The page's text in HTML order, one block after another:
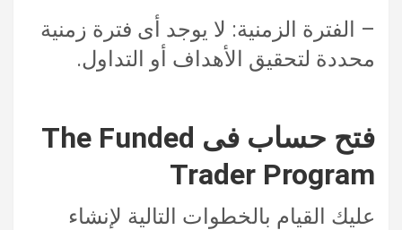
– الفترة الزمنية: لا يوجد أى فترة زمنية
محددة لتحقيق الأهداف أو التداول.
فتح حساب فى The Funded
Trader Program
عليك القيام بالخطوات التالية لإنشاء